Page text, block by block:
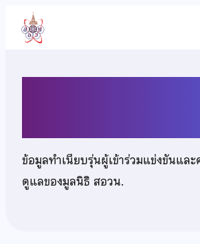
เนื้อหา
ข้อมูลทำเนียบรุ่นผู้เข้าร่วมแข่งขันและ
ดูแลของมูลนิธิ สอวน.